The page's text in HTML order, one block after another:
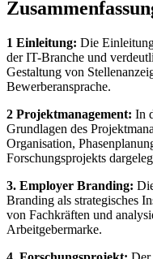
1 Einleitung: Die
der IT-Branche und
Gestaltung von
Bewerberansprache.
2 Projektmanagement: In
Grundlagen des
Organisation,
Forschungsprojekts
3. Employer Branding:
Branding als strategisches
von Fachkräften und
Arbeitgebermarke.